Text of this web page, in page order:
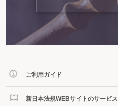
ご利用ガイド
新日本法規WEBサイトのサービス